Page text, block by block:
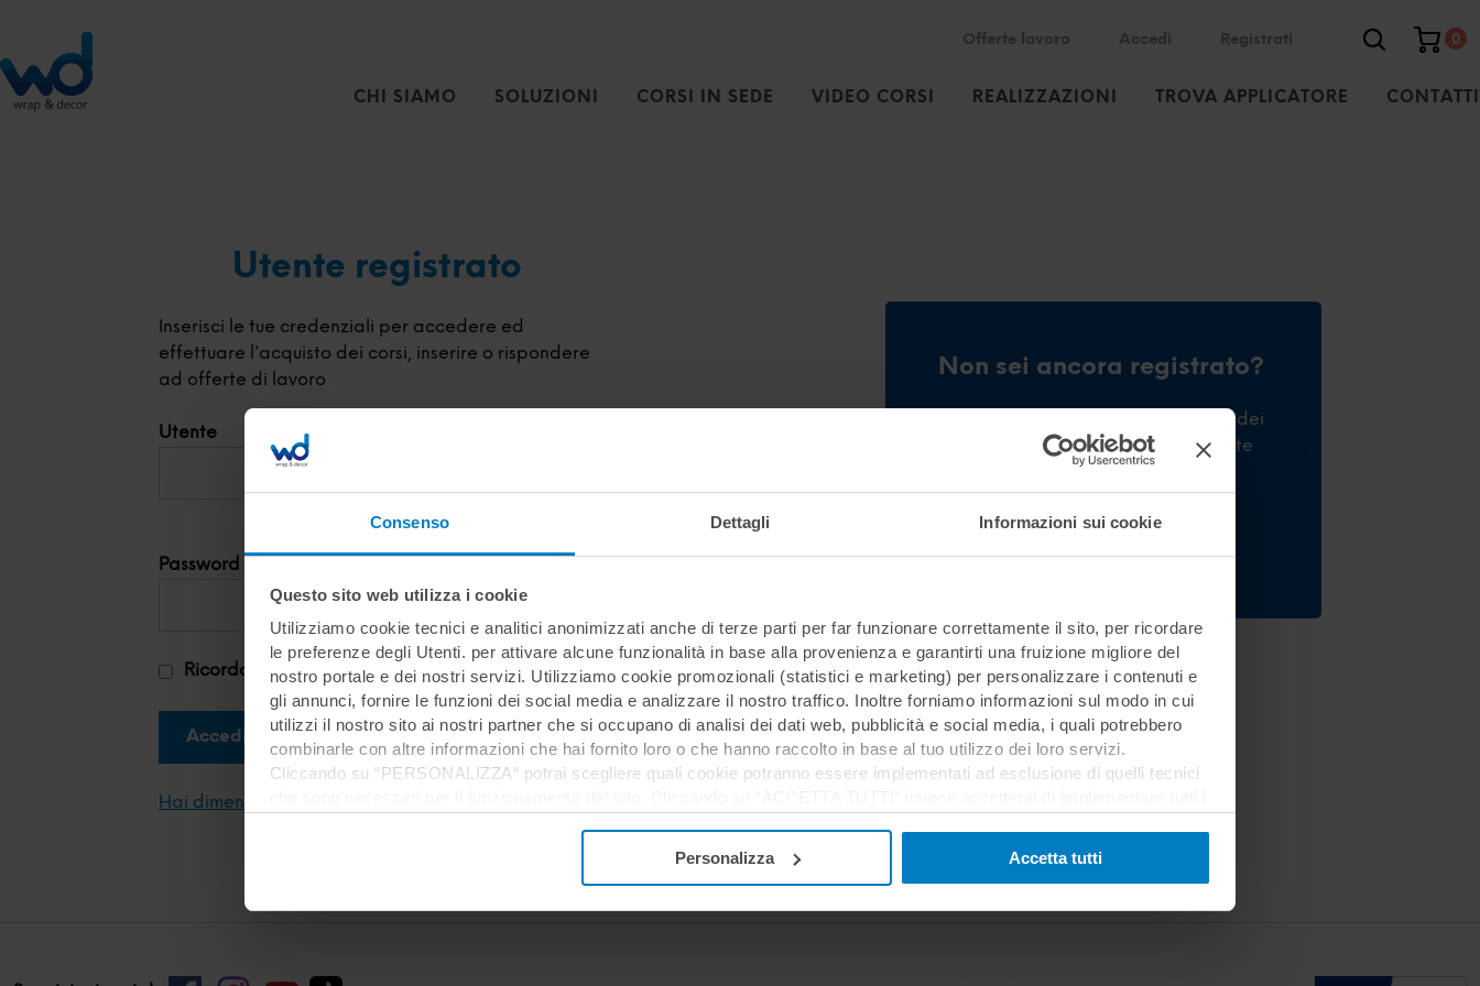
Consenso Dettagli Informazioni sui cookie
Questo sito web utilizza i cookie
Utilizziamo cookie tecnici e analitici anonimizzati anche di terze parti per far funzionare correttamente il sito, per ricordare
le preferenze degli Utenti. per attivare alcune funzionalità in base alla provenienza e garantirti una fruizione migliore del
nostro portale e dei nostri servizi. Utilizziamo cookie promozionali (statistici e marketing) per personalizzare i contenuti e
gli annunci, fornire le funzioni dei social media e analizzare il nostro traffico. Inoltre forniamo informazioni sul modo in cui
utilizzi il nostro sito ai nostri partner che si occupano di analisi dei dati web, pubblicità e social media, i quali potrebbero
combinarle con altre informazioni che hai fornito loro o che hanno raccolto in base al tuo utilizzo dei loro servizi.
Cliccando su “PERSONALIZZA“ potrai scegliere quali cookie potranno essere implementati ad esclusione di quelli tecnici
Personalizza Accetta tutti
CHI SIAMO SOLUZIONI CORSI IN SEDE VIDEO CORSI REALIZZAZIONI TROVA APPLICATORE CONTATTI
Offerte lavoro Accedi Registrati 0
Utente registrato
Inserisci le tue credenziali per accedere ed
effettuare l'acquisto dei corsi, inserire o rispondere
ad offerte di lavoro
Utente
Password
Ricorda su questo dispositivo
Hai dimenticato la password?
Non sei ancora registrato?
Registrati per effettuare l'acquisto dei
corsi, inserire o rispondere ad offerte